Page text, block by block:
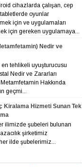
cihazlarda çalışan, cep
oyunlar
için ve uygulamaları
için gereken uygulamaya...
Nedir ve
en tehlikeli uyuşturucusu
Nedir ve Zararları
Hakkında
geçmi...
Kiralama Hizmeti Sunan Tek
şubeleri bulunan
şirketimiz
ilde şubelerimiz...